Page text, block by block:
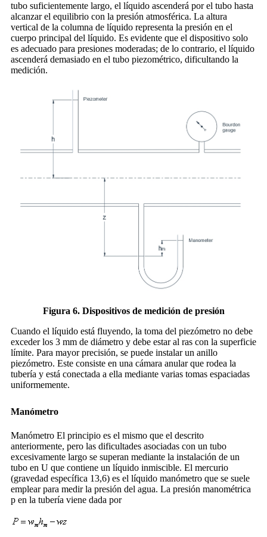
tubo suficientemente largo, el líquido ascenderá por el tubo hasta
alcanzar el equilibrio con la presión atmosférica. La altura
vertical de la columna de líquido representa la presión en el
cuerpo principal del líquido. Es evidente que el dispositivo solo
es adecuado para presiones moderadas; de lo contrario, el líquido
ascenderá demasiado en el tubo piezométrico, dificultando la
medición.
Figura 6. Dispositivos de medición de presión
Cuando el líquido está fluyendo, la toma del piezómetro no debe
exceder los 3 mm de diámetro y debe estar al ras con la superficie
límite. Para mayor precisión, se puede instalar un anillo
piezómetro. Este consiste en una cámara anular que rodea la
tubería y está conectada a ella mediante varias tomas espaciadas
uniformemente.
Manómetro
Manómetro El principio es el mismo que el descrito
anteriormente, pero las dificultades asociadas con un tubo
excesivamente largo se superan mediante la instalación de un
tubo en U que contiene un líquido inmiscible. El mercurio
(gravedad específica 13,6) es el líquido manómetro que se suele
emplear para medir la presión del agua. La presión manométrica
p en la tubería viene dada por